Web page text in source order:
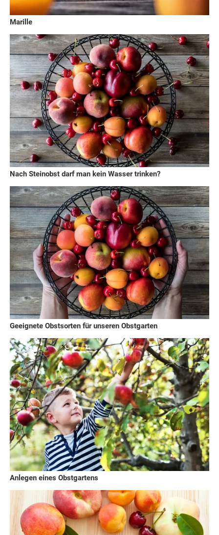
Marille
Nach Steinobst darf man kein Wasser trinken?
Geeignete Obstsorten für unseren Obstgarten
Anlegen eines Obstgartens